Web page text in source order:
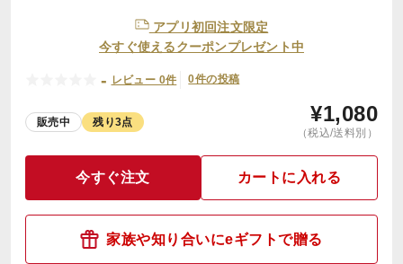
アプリ初回注文限定
今すぐ使えるクーポンプレゼント中
- レビュー 0件 0件の投稿
販売中 残り3点 ¥1,080
（税込/送料別）
今すぐ注文 カートに入れる
家族や知り合いにeギフトで贈る